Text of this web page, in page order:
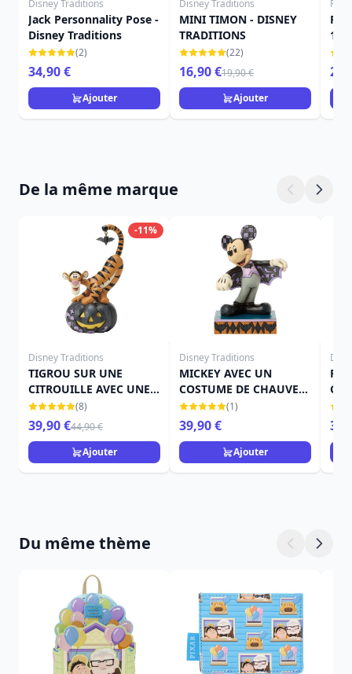
Disney Traditions
Jack Personnality Pose -
Disney Traditions
(2)
34,90 €
Ajouter
Disney Traditions
MINI TIMON - DISNEY
TRADITIONS
(22)
16,90 €19,90 €
Ajouter
De la même marque
-11%
Disney Traditions
TIGROU SUR UNE
CITROUILLE AVEC UNE
CHAUVE-SOURIS -
DISNEY TRADITIONS
(8)
39,90 €44,90 €
Ajouter
Disney Traditions
MICKEY AVEC UN
COSTUME DE CHAUVE-
SOURIS - DISNEY
TRADITIONS
(1)
39,90 €
Ajouter
Du même thème